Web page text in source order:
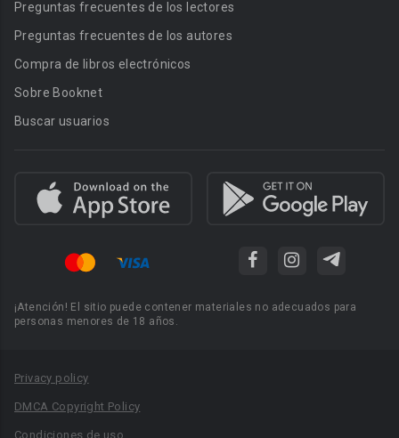
Preguntas frecuentes de los lectores
Preguntas frecuentes de los autores
Compra de libros electrónicos
Sobre Booknet
Buscar usuarios
¡Atención! El sitio puede contener materiales no adecuados para
personas menores de 18 años.
Privacy policy
DMCA Copyright Policy
Condiciones de uso